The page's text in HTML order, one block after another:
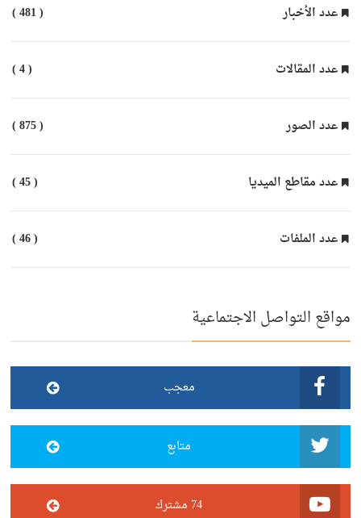
عدد الأخبار ( 481 )
عدد المقالات ( 4 )
عدد الصور ( 875 )
عدد مقاطع الميديا ( 45 )
عدد الملفات ( 46 )
مواقع التواصل الاجتماعية
معجب
متابع
74 مشترك